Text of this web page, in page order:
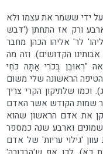
ידי ששמר את עצמו ולא
ורק אז התחתן ('דבש
לר' אליהו הכהן מחבר
הקדושים). וזה מה
"רְאוּבֵן בְּכֹרִי אַתָּה כֹּחִי
הראשונה שלי משום
שלתיקון הקרי צריך
שמות הקודש אשר האדם
את אדם הראשון שהוא
וארבע שנה כמספר
'גילוי עריות' של אדם